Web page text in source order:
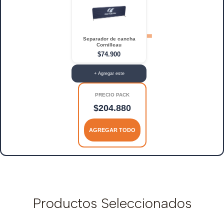
Separador de cancha
Cornilleau
$74.900
+ Agregar este
=
PRECIO PACK
$204.880
AGREGAR TODO
Productos Seleccionados